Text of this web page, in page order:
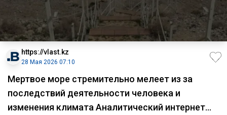
https://vlast.kz
28 Мая 2026 07:10
Мертвое море стремительно мелеет из за
последствий деятельности человека и
изменения климата Аналитический интернет